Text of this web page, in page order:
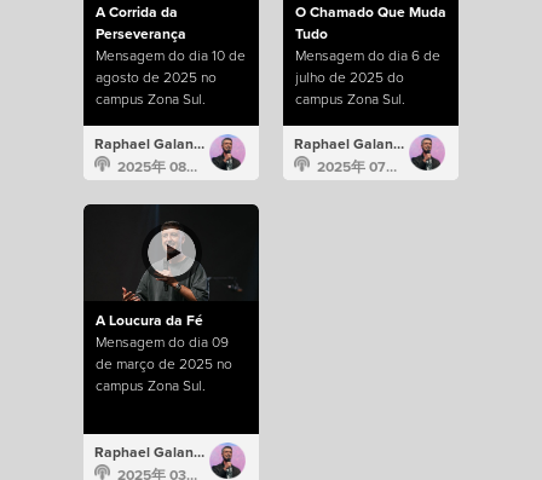
A Corrida da
Perseverança
Mensagem do dia 10 de
agosto de 2025 no
campus Zona Sul.
Raphael Galante
2025年 08月 10日
O Chamado Que Muda
Tudo
Mensagem do dia 6 de
julho de 2025 do
campus Zona Sul.
Raphael Galante
2025年 07月 6日
A Loucura da Fé
Mensagem do dia 09
de março de 2025 no
campus Zona Sul.
Raphael Galante
2025年 03月 9日